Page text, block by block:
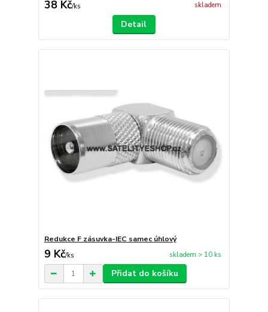
38 Kč/ks skladem
Detail
Redukce F zásuvka-IEC samec úhlový
9 Kč/ks skladem > 10 ks
Přidat do košíku